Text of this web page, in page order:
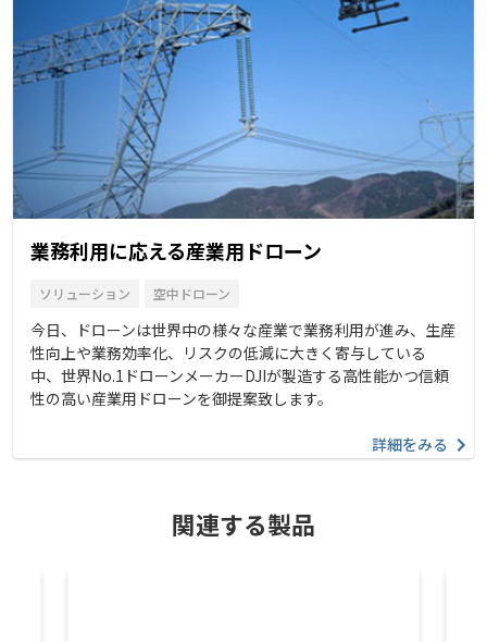
業務利用に応える産業用ドローン
ソリューション 空中ドローン
今日、ドローンは世界中の様々な産業で業務利用が進み、生産
性向上や業務効率化、リスクの低減に大きく寄与している
中、世界No.1ドローンメーカーDJIが製造する高性能かつ信頼
性の高い産業用ドローンを御提案致します。
詳細をみる
関連する製品